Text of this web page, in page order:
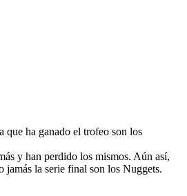
que ha ganado el trofeo son los
y han perdido los mismos. Aún así,
la serie final son los Nuggets.